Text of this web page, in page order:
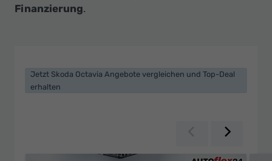
Finanzierung.
Jetzt Skoda Octavia Angebote vergleichen und Top-Deal
erhalten
Zurück